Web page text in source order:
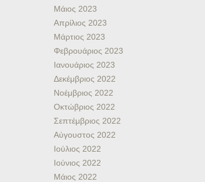
Μάιος 2023
Απρίλιος 2023
Μάρτιος 2023
Φεβρουάριος 2023
Ιανουάριος 2023
Δεκέμβριος 2022
Νοέμβριος 2022
Οκτώβριος 2022
Σεπτέμβριος 2022
Αύγουστος 2022
Ιούλιος 2022
Ιούνιος 2022
Μάιος 2022